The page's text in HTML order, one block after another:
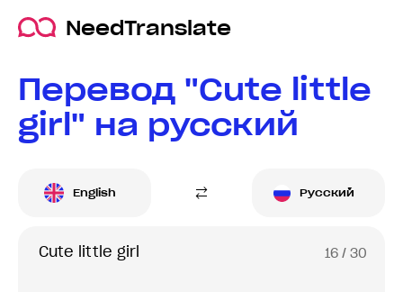
NeedTranslate
Перевод "Cute little
girl" на русский
English Русский
16 / 30